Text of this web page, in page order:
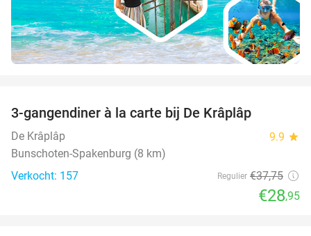
3-gangendiner à la carte bij De Krâplâp
De Krâplâp 9.9 star
Bunschoten-Spakenburg (8 km)
Verkocht: 157
Regulier €37,75
€28,95